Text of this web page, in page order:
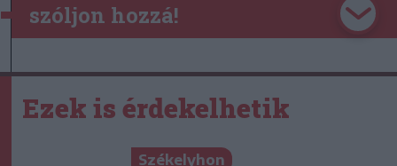
szóljon hozzá!
Ezek is érdekelhetik
Székelyhon